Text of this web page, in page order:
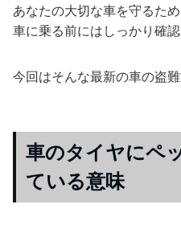
あなたの大切な車を守るた
車に乗る前にはしっかり確
今回はそんな最新の車の盗
車のタイヤにペ
ている意味